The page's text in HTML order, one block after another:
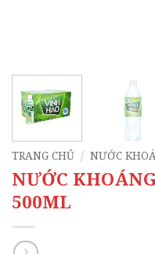
TRANG CHỦ / NƯỚC
NƯỚC
500ML